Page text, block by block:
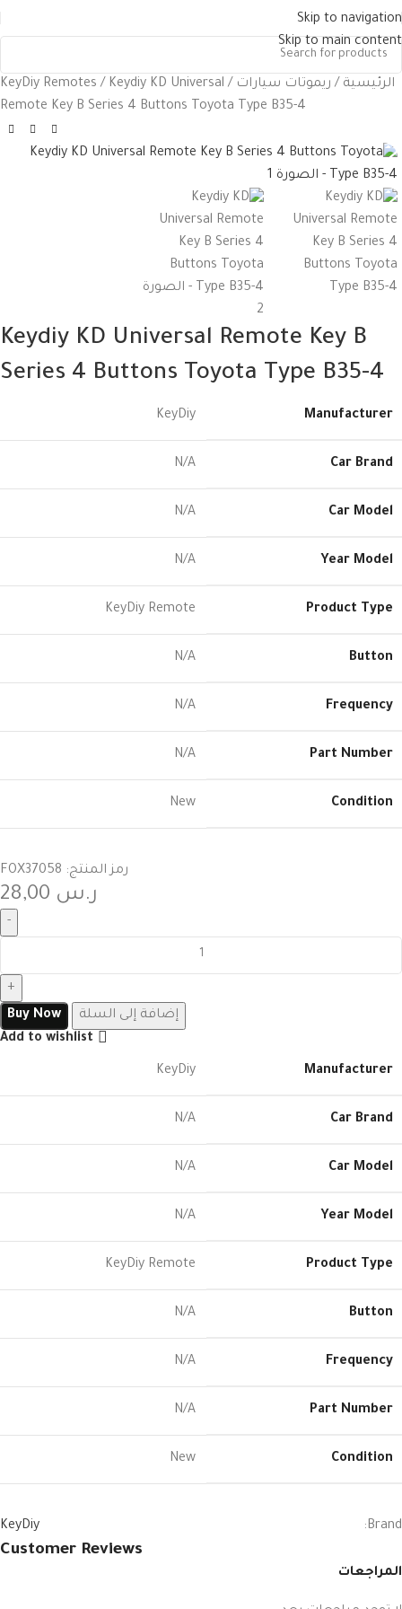
Skip to navigation
Skip to main content
الرئيسية ريموتات سيارات KeyDiy Remotes
Keydiy KD Universal
Remote Key B Series 4 Buttons Toyota Type B35-4
Keydiy KD Universal Remote Key B
Series 4 Buttons Toyota Type B35-4
Manufacturer
KeyDiy
Car Brand
N/A
Car Model
N/A
Year Model
N/A
Product Type
KeyDiy Remote
Button
N/A
Frequency
N/A
Part Number
N/A
Condition
New
رمز المنتج: FOX37058
ر.س
إضافة إلى السلة
Buy Now
Add to wishlist
Manufacturer
KeyDiy
Car Brand
N/A
Car Model
N/A
Year Model
N/A
Product Type
KeyDiy Remote
Button
N/A
Frequency
N/A
Part Number
N/A
Condition
New
Brand:
KeyDiy
Customer Reviews
المراجعات